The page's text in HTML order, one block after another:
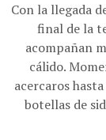
Con la llegada
final de la
acompañan
cálido.
acercaros
botellas de